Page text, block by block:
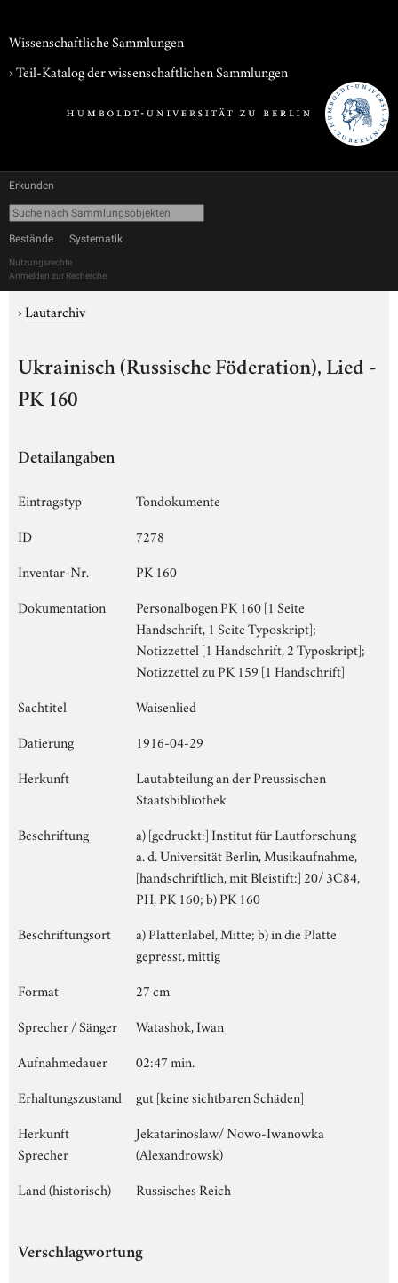
Wissenschaftliche Sammlungen
› Teil-Katalog der wissenschaftlichen Sammlungen
Erkunden
Bestände Systematik
Nutzungsrechte
Anmelden zur Recherche
›Lautarchiv
Ukrainisch (Russische Föderation), Lied -
PK 160
Detailangaben
Eintragstyp
Tondokumente
ID
7278
Inventar-Nr.
PK 160
Dokumentation
Personalbogen PK 160 [1 Seite
Handschrift, 1 Seite Typoskript];
Notizzettel [1 Handschrift, 2 Typoskript];
Notizzettel zu PK 159 [1 Handschrift]
Sachtitel
Waisenlied
Datierung
1916-04-29
Herkunft
Lautabteilung an der Preussischen
Staatsbibliothek
Beschriftung
a) [gedruckt:] Institut für Lautforschung
a. d. Universität Berlin, Musikaufnahme,
[handschriftlich, mit Bleistift:] 20/ 3C84,
PH, PK 160; b) PK 160
Beschriftungsort
a) Plattenlabel, Mitte; b) in die Platte
gepresst, mittig
Format
27 cm
Sprecher / Sänger
Watashok, Iwan
Aufnahmedauer
02:47 min.
Erhaltungszustand
gut [keine sichtbaren Schäden]
Herkunft
Sprecher
Jekatarinoslaw/ Nowo-Iwanowka
(Alexandrowsk)
Land (historisch)
Russisches Reich
Verschlagwortung